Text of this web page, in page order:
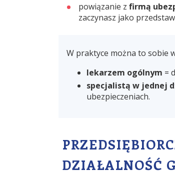
powiązanie z firmą
zaczynasz jako
W praktyce można to sobie
lekarzem ogólnym =
specjalistą w jednej
ubezpieczeniach.
DZIAŁALNOŚĆ